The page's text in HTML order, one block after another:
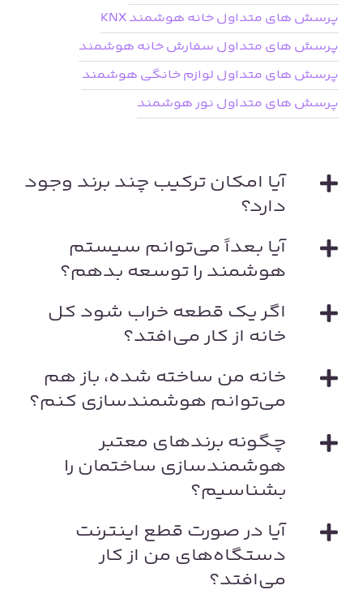
پرسش های متداول خانه هوشمند KNX
پرسش های متداول سفارش خانه هوشمند
پرسش های متداول لوازم خانگی هوشمند
پرسش های متداول نور هوشمند
آیا امکان ترکیب چند برند وجود
دارد؟
آیا بعداً می‌توانم سیستم
هوشمند را توسعه بدهم؟
اگر یک قطعه خراب شود کل
خانه از کار می‌افتد؟
خانه من ساخته شده، باز هم
می‌توانم هوشمندسازی کنم؟
چگونه برندهای معتبر
هوشمندسازی ساختمان را
بشناسیم؟
آیا در صورت قطع اینترنت
دستگاه‌های من از کار
می‌افتد؟